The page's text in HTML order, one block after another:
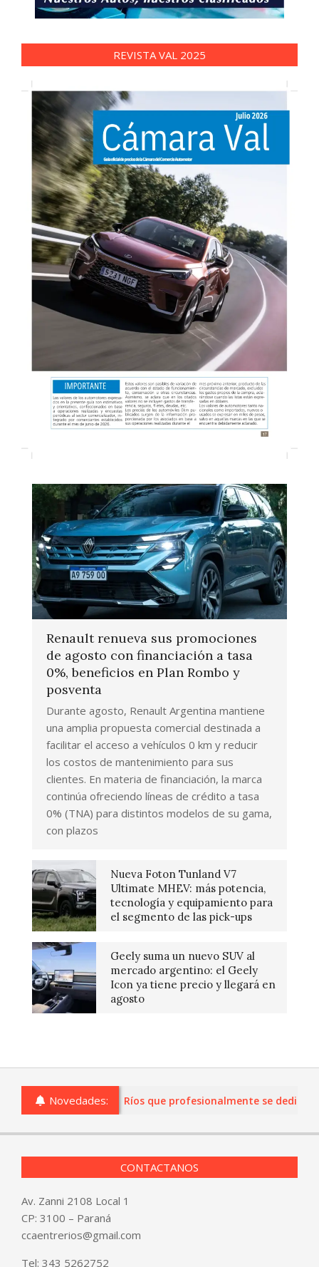
REVISTA VAL 2025
Renault renueva sus promociones
de agosto con financiación a tasa
0%, beneficios en Plan Rombo y
posventa
Durante agosto, Renault Argentina mantiene
una amplia propuesta comercial destinada a
facilitar el acceso a vehículos 0 km y reducir
los costos de mantenimiento para sus
clientes. En materia de financiación, la marca
continúa ofreciendo líneas de crédito a tasa
0% (TNA) para distintos modelos de su gama,
con plazos
Nueva Foton Tunland V7
Ultimate MHEV: más potencia,
tecnología y equipamiento para
el segmento de las pick-ups
Geely suma un nuevo SUV al
mercado argentino: el Geely
Icon ya tiene precio y llegará en
agosto
Novedades:
o comercios de Entre Ríos que profesionalmente se
CONTACTANOS
Av. Zanni 2108 Local 1
CP: 3100 – Paraná
ccaentrerios@gmail.com
Tel: 343 5262752